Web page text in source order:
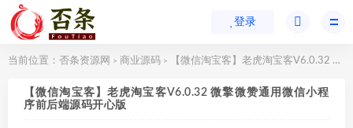
登录
当前位置： 否条资源网 > 商业源码 > 【微信淘宝客】老虎淘宝客V6.0.32 微擎微赞通用微信小程序前后端源码开心版
【微信淘宝客】老虎淘宝客V6.0.32 微擎微赞通用微信小程
序前后端源码开心版